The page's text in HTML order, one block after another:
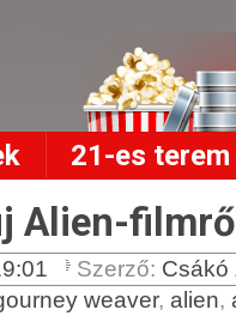
21-es terem
Alien-
Szerző: Csákó
weaver, alien,